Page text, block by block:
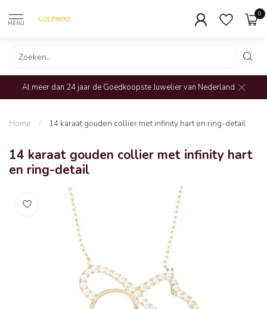
MENU
0
Al meer dan 24 jaar de Goedkoopste Juwelier van Nederland
Home / 14 karaat gouden collier met infinity hart en ring-detail
14 karaat gouden collier met infinity hart
en ring-detail